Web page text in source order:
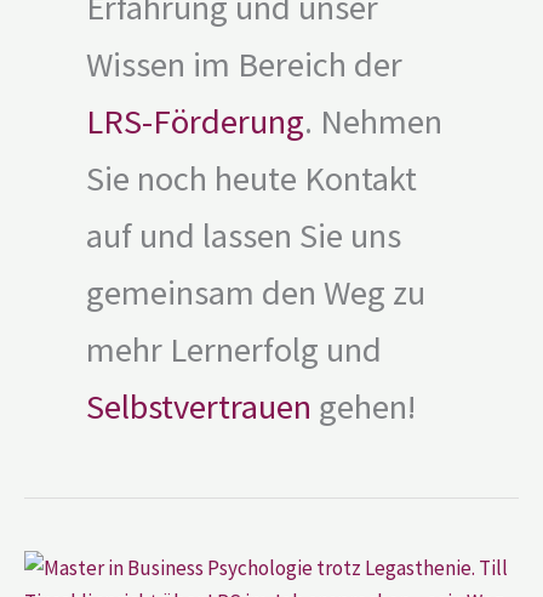
Wissen im Bereich der
LRS-Förderung. Nehmen
Sie noch heute Kontakt
auf und lassen Sie uns
gemeinsam den Weg zu
mehr Lernerfolg und
Selbstvertrauen gehen!
LRS
im